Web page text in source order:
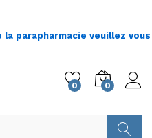
parapharmacie veuillez vous
0 0